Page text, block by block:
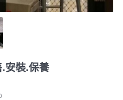
安裝.保養